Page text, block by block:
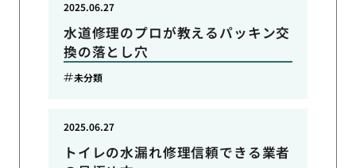
水道修理のプロが教えるパッキン交
換の落とし穴
2025.06.27
未分類
トイレの水漏れ修理信頼できる業者
2025.06.27